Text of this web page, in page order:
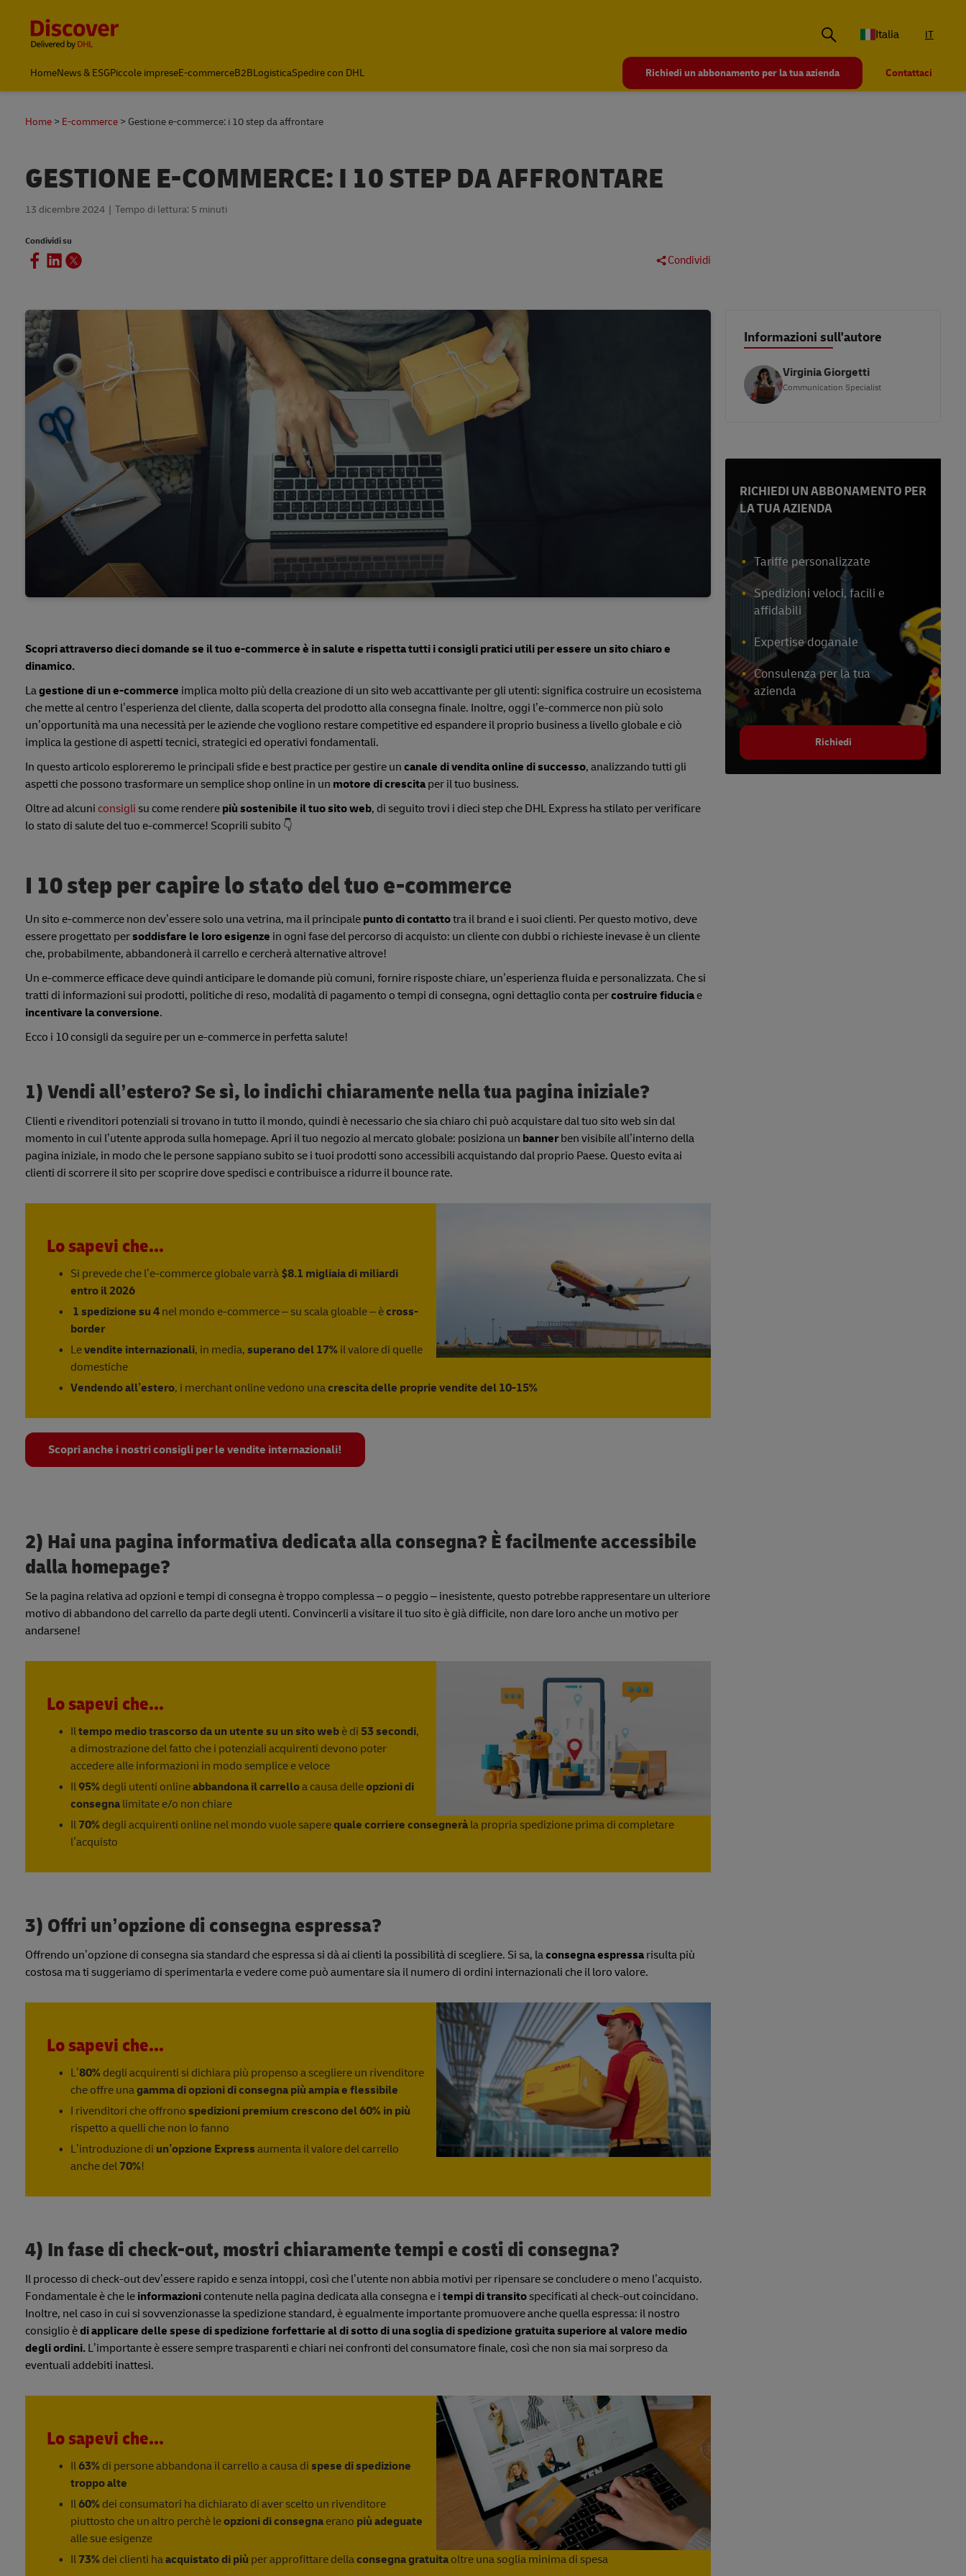
Italia
IT
HomeNews & ESGPiccole impreseE-commerceB2BLogisticaSpedire con DHL Richiedi un abbonamento per la tua azienda Contattaci
Home E-commerce Gestione e-commerce: i 10 step da affrontare
GESTIONE E-COMMERCE: I 10 STEP DA AFFRONTARE
13 dicembre 2024 Tempo di lettura: 5 minuti
Condividi su
Condividi
Scopri attraverso dieci domande se il tuo e-commerce è in salute e rispetta tutti i consigli pratici utili per essere un sito chiaro e
dinamico.
Lagestione di un e-commerce implica molto più della creazione di un sito web accattivante per gli utenti: significa costruire un ecosistema
che mette al centro l’esperienza del cliente, dalla scoperta del prodotto alla consegna finale. Inoltre, oggi l’e-commerce non più solo
un’opportunità ma una necessità per le aziende che vogliono restare competitive ed espandere il proprio business a livello globale e ciò
implica la gestione di aspetti tecnici, strategici ed operativi fondamentali.
In questo articolo esploreremo le principali sfide e best practice per gestire un canale di vendita online di successo, analizzando tutti gli
aspetti che possono trasformare un semplice shop online in un motore di crescita per il tuo business.
Oltre ad alcuni consigli su come rendere più sostenibile il tuo sito web, di seguito trovi i dieci step che DHL Express ha stilato per verificare
lo stato di salute del tuo e-commerce! Scoprili subito 👇
I 10 step per capire lo stato del tuo e-commerce
Un sito e-commerce non dev’essere solo una vetrina, ma il principale punto di contattotra il brand e i suoi clienti. Per questo motivo, deve
essere progettato persoddisfare le loro esigenze in ogni fase del percorso di acquisto: un cliente con dubbi o richieste inevase è un cliente
che, probabilmente, abbandonerà il carrello e cercherà alternative altrove!
Un e-commerce efficace deve quindi anticipare le domande più comuni, fornire risposte chiare, un’esperienza fluida e personalizzata. Che si
tratti di informazioni sui prodotti, politiche di reso, modalità di pagamento o tempi di consegna, ogni dettaglio conta percostruire fiducia e
incentivare la conversione.
Ecco i 10 consigli da seguire per un e-commerce in perfetta salute!
1) Vendi all’estero? Se sì, lo indichi chiaramente nella tua pagina iniziale?
Clienti e rivenditori potenziali si trovano in tutto il mondo, quindi è necessario che sia chiaro chi può acquistare dal tuo sito web sin dal
momento in cui l’utente approda sulla homepage. Apri il tuo negozio al mercato globale: posiziona un bannerben visibile all’interno della
pagina iniziale, in modo che le persone sappiano subito se i tuoi prodotti sono accessibili acquistando dal proprio Paese. Questo evita ai
clienti di scorrere il sito per scoprire dove spedisci e contribuisce a ridurre il bounce rate.
Lo sapevi che...
Si prevede che l’e-commerce globale varrà $8.1 migliaia di miliardi
entro il 2026
1 spedizione su 4nel mondo e-commerce – su scala gloable – ècross-
border
Levendite internazionali, in media, superano del 17%il valore di quelle
domestiche
Vendendo all’estero, i merchant online vedono unacrescita delle proprie vendite del 10-15%
Scopri anche i nostri consigli per le vendite internazionali!
2) Hai una pagina informativa dedicata alla consegna? È facilmente accessibile
dalla homepage?
Se la pagina relativa ad opzioni e tempi di consegna è troppo complessa – o peggio – inesistente, questo potrebbe rappresentare un ulteriore
motivo di abbandono del carrello da parte degli utenti. Convincerli a visitare il tuo sito è già difficile, non dare loro anche un motivo per
andarsene!
Lo sapevi che...
Iltempo medio trascorso da un utente su un sito webè di 53 secondi,
a dimostrazione del fatto che i potenziali acquirenti devono poter
accedere alle informazioni in modo semplice e veloce
Il95% degli utenti onlineabbandona il carrelloa causa delleopzioni di
consegnalimitate e/o non chiare
Il 70%degli acquirenti online nel mondo vuole saperequale corriere consegneràla propria spedizione prima di completare
l’acquisto
3) Offri un’opzione di consegna espressa?
Offrendo un’opzione di consegna sia standard che espressa si dà ai clienti la possibilità di scegliere. Si sa, laconsegna espressa risulta più
costosa ma ti suggeriamo di sperimentarla e vedere come può aumentare sia il numero di ordini internazionali che il loro valore.
Lo sapevi che...
L’80%degli acquirenti si dichiara più propenso a scegliere un rivenditore
che offre unagamma di opzioni di consegna più ampia e flessibile
I rivenditori che offrono spedizioni premium crescono del 60% in più
rispetto a quelli che non lo fanno
L’introduzione di un’opzione Express aumenta il valore del carrello
anche del 70%!
4) In fase di check-out, mostri chiaramente tempi e costi di consegna?
Il processo di check-out dev’essere rapido e senza intoppi, così che l’utente non abbia motivi per ripensare se concludere o meno l’acquisto.
Fondamentale è che le informazioni contenute nella pagina dedicata alla consegna e i tempi di transitospecificati al check-out coincidano.
Inoltre, nel caso in cui si sovvenzionasse la spedizione standard, è egualmente importante promuovere anche quella espressa: il nostro
consiglio èdi applicare delle spese di spedizione forfettarie al di sotto di una soglia di spedizione gratuita superiore al valore medio
degli ordini. L’importante è essere sempre trasparenti e chiari nei confronti del consumatore finale, così che non sia mai sorpreso da
eventuali addebiti inattesi.
Lo sapevi che...
Il63% di persone abbandona il carrello a causa di spese di spedizione
troppo alte
Il60%dei consumatori ha dichiarato di aver scelto un rivenditore
piuttosto che un altro perchè leopzioni di consegnaerano più adeguate
alle sue esigenze
Il 73%dei clienti haacquistato di più per approfittare dellaconsegna gratuita oltre una soglia minima di spesa
Informazioni sull'autore
Virginia Giorgetti
Communication Specialist
RICHIEDI UN ABBONAMENTO PER
LA TUA AZIENDA
Tariffe personalizzate
Spedizioni veloci, facili e
affidabili
Expertise doganale
Consulenza per la tua
azienda
Richiedi